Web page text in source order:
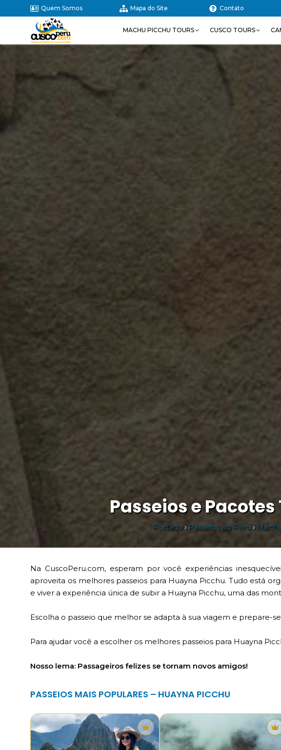
Quem Somos Mapa do Site Contato
MACHU PICCHU TOURS CUSCO TOURS
Passeios e
Portada› Passeios ao Peru›
Na CuscoPeru.com, esperam por você experiências
aproveita os melhores passeios para Huayna Picchu. Tudo está
e viver a experiência única de subir a Huayna Picchu, uma das
Escolha o passeio que melhor se adapta à sua viagem e prepare-
Para ajudar você a escolher os melhores passeios para Huayna
Nosso lema: Passageiros felizes se tornam novos amigos!
PASSEIOS MAIS POPULARES – HUAYNA PICCHU
Tour
destacado